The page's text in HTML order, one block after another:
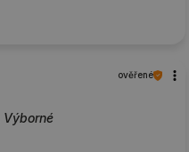
ověřené
Výborné